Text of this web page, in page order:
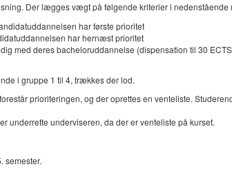
Der lægges vægt på følgende kriterier i
har første prioritet
har hernæst prioritet
med deres bacheloruddannelse (dispensation til 30
i gruppe 1 til 4, trækkes der lod.
prioriteringen, og der oprettes en venteliste.
underrette underviseren, da der er venteliste på kurset.
semester.